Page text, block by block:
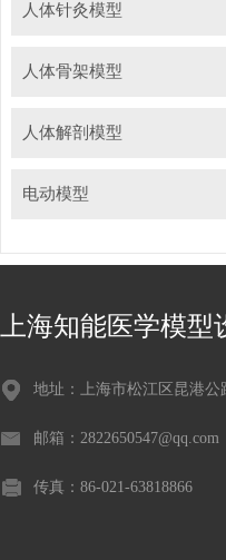
人体针灸模型
人体骨架模型
人体解剖模型
电动模型
上海知能医学模
地址：上海市松江区昆港公
邮箱：2822650547@qq.com
传真：86-021-63818866